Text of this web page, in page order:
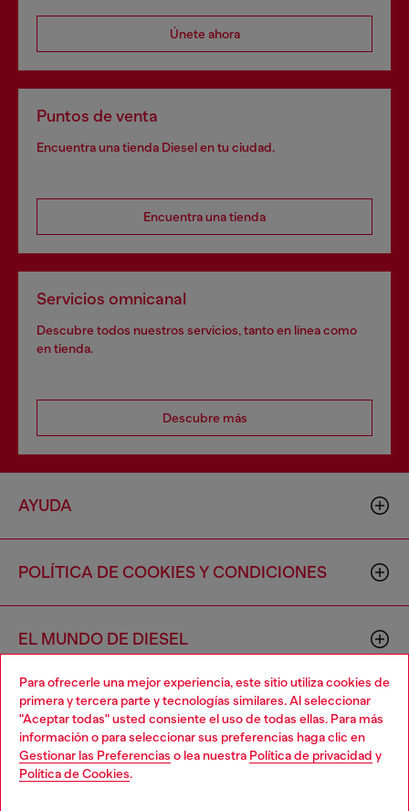
Para ofrecerle una mejor experiencia, este sitio utiliza cookies de
primera y tercera parte y tecnologías similares. Al seleccionar
"Aceptar todas" usted consiente el uso de todas ellas. Para más
información o para seleccionar sus preferencias haga clic en
Gestionar las Preferencias o lea nuestra Política de privacidad y
Política de Cookies.
Únete ahora
Puntos de venta
Encuentra una tienda Diesel en tu ciudad.
Encuentra una tienda
Servicios omnicanal
Descubre todos nuestros servicios, tanto en línea como
en tienda.
Descubre más
AYUDA
POLÍTICA DE COOKIES Y CONDICIONES
EL MUNDO DE DIESEL
CORPORACIÓN